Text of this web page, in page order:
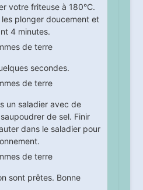
votre friteuse à 180°C.
plonger doucement et
4minutes.
secondes.
un saladier avec de
de sel. Finir
dans le saladier pour
sont prêtes. Bonne